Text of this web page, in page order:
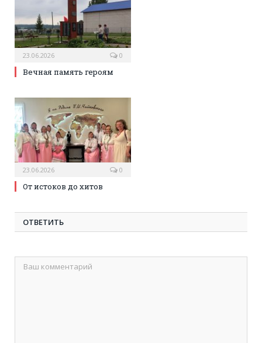
23.06.2026 0
Вечная память героям
23.06.2026 0
От истоков до хитов
ОТВЕТИТЬ